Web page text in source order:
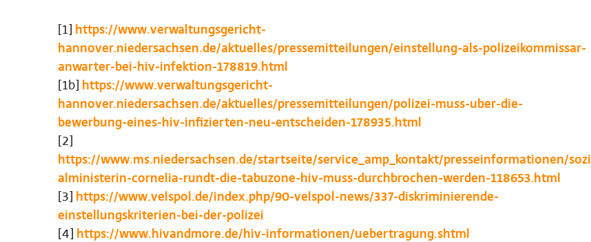
[1] https://www.verwaltungsgericht-
hannover.niedersachsen.de/aktuelles/pressemitteilungen/einstellung-als-polizeikommissar-
anwarter-bei-hiv-infektion-178819.html
[1b] https://www.verwaltungsgericht-
hannover.niedersachsen.de/aktuelles/pressemitteilungen/polizei-muss-uber-die-
bewerbung-eines-hiv-infizierten-neu-entscheiden-178935.html
[2]
https://www.ms.niedersachsen.de/startseite/service_amp_kontakt/presseinformationen/sozi
alministerin-cornelia-rundt-die-tabuzone-hiv-muss-durchbrochen-werden-118653.html
[3] https://www.velspol.de/index.php/90-velspol-news/337-diskriminierende-
einstellungskriterien-bei-der-polizei
[4] https://www.hivandmore.de/hiv-informationen/uebertragung.shtml